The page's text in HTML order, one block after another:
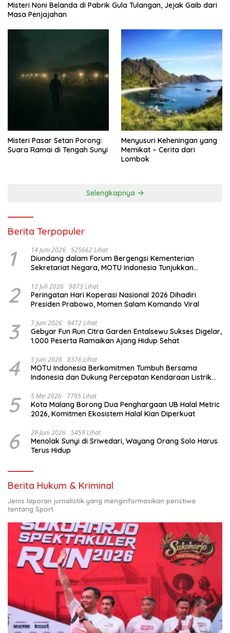
Misteri Noni Belanda di Pabrik Gula Tulangan, Jejak Gaib dari
Masa Penjajahan
Misteri Pasar Setan Porong:
Suara Ramai di Tengah Sunyi
Menyusuri Keheningan yang
Memikat – Cerita dari
Lombok
Selengkapnya
Berita Terpopuler
1 14 Juni 2026 525662 Lihat
Diundang dalam Forum Bergengsi Kementerian
Sekretariat Negara, MOTU Indonesia Tunjukkan
2 12 Juli 2026 9873 Lihat
Peringatan Hari Koperasi Nasional 2026 Dihadiri
Presiden Prabowo, Momen Salam Komando Viral
3 7 Juni 2026 9472 Lihat
Gebyar Fun Run Citra Garden Entalsewu Sukses Digelar,
1.000 Peserta Ramaikan Ajang Hidup Sehat
4 5 Juni 2026 8376 Lihat
MOTU Indonesia Berkomitmen Tumbuh Bersama
Indonesia dan Dukung Percepatan Kendaraan Listrik
5 5 Mei 2026 7795 Lihat
Kota Malang Borong Dua Penghargaan UB Halal Metric
2026, Komitmen Ekosistem Halal Kian Diperkuat
6 28 Juni 2026 5459 Lihat
Menolak Sunyi di Sriwedari, Wayang Orang Solo Harus
Terus Hidup
Berita Hukum & Kriminal
Jenis laporan jurnalistik yang menginformasikan peristiwa
tentang Sport